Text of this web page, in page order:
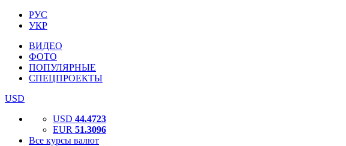
РУС
УКР
ВИДЕО
ФОТО
ПОПУЛЯРНЫЕ
СПЕЦПРОЕКТЫ
USD
USD 44.4723
EUR 51.3096
Все курсы валют